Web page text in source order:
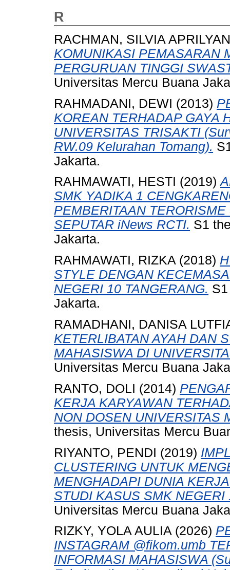
R
RACHMAN, SILVIA
KOMUNIKASI PEMASARAN
PERGURUAN TINGGI
Universitas Mercu Buana
RAHMADANI, DEWI (2013)
KOREAN TERHADAP GAYA
UNIVERSITAS TRISAKTI
RW.09 Kelurahan Tomang).
Jakarta.
RAHMAWATI, HESTI (2019)
SMK YADIKA 1
PEMBERITAAN
SEPUTAR iNews RCTI. S1
Jakarta.
RAHMAWATI, RIZKA (2018)
STYLE DENGAN
NEGERI 10 TANGERANG.
Jakarta.
RAMADHANI, DANISA
KETERLIBATAN AYAH DAN
MAHASISWA DI
Universitas Mercu Buana
RANTO, DOLI (2014)
KERJA KARYAWAN
NON DOSEN UNIVERSITAS
thesis, Universitas Mercu
RIYANTO, PENDI (2019)
CLUSTERING UNTUK
MENGHADAPI DUNIA
STUDI KASUS SMK NEGERI
Universitas Mercu Buana
RIZKY, YOLA AULIA (2026)
INSTAGRAM @fikom.umb
INFORMASI MAHASISWA